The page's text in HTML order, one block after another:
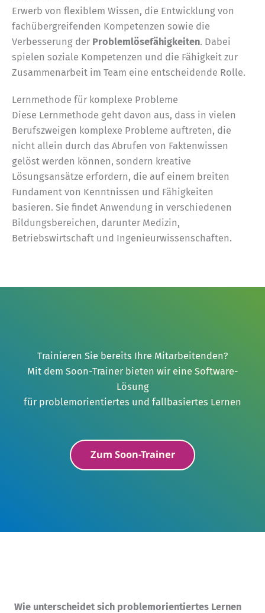
Erwerb von flexiblem Wissen, die Entwicklung von
fachübergreifenden Kompetenzen sowie die
Verbesserung der Problemlösefähigkeiten. Dabei
spielen soziale Kompetenzen und die Fähigkeit zur
Zusammenarbeit im Team eine entscheidende Rolle.
Lernmethode für komplexe Probleme
Diese Lernmethode geht davon aus, dass in vielen
Berufszweigen komplexe Probleme auftreten, die
nicht allein durch das Abrufen von Faktenwissen
gelöst werden können, sondern kreative
Lösungsansätze erfordern, die auf einem breiten
Fundament von Kenntnissen und Fähigkeiten
basieren. Sie findet Anwendung in verschiedenen
Bildungsbereichen, darunter Medizin,
Betriebswirtschaft und Ingenieurwissenschaften.
Trainieren Sie bereits Ihre Mitarbeitenden?
Mit dem Soon-Trainer bieten wir eine Software-
Lösung
für problemorientiertes und fallbasiertes Lernen
Zum Soon-Trainer
Wie unterscheidet sich problemorientiertes Lernen